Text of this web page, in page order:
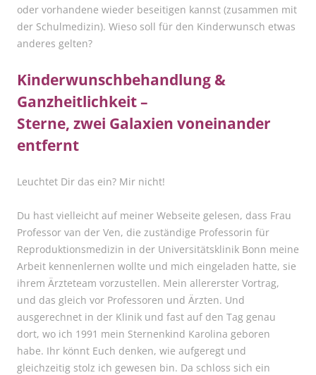
oder vorhandene wieder beseitigen kannst (zusammen mit
der Schulmedizin). Wieso soll für den Kinderwunsch etwas
anderes gelten?
Kinderwunschbehandlung &
Ganzheitlichkeit –
Sterne, zwei Galaxien voneinander
entfernt
Leuchtet Dir das ein? Mir nicht!
Du hast vielleicht auf meiner Webseite gelesen, dass Frau
Professor van der Ven, die zuständige Professorin für
Reproduktionsmedizin in der Universitätsklinik Bonn meine
Arbeit kennenlernen wollte und mich eingeladen hatte, sie
ihrem Ärzteteam vorzustellen. Mein allererster Vortrag,
und das gleich vor Professoren und Ärzten. Und
ausgerechnet in der Klinik und fast auf den Tag genau
dort, wo ich 1991 mein Sternenkind Karolina geboren
habe. Ihr könnt Euch denken, wie aufgeregt und
gleichzeitig stolz ich gewesen bin. Da schloss sich ein